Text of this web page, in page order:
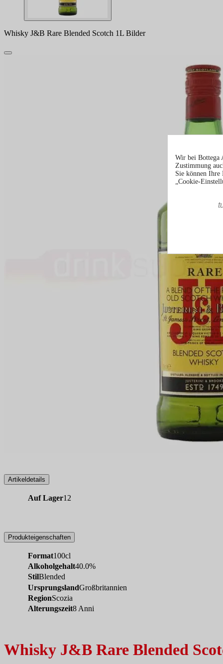
Whisky J&B Rare Blended Scotch 1L Bilder
Artikeldetails
Auf Lager12
Produkteigenschaften
Format100cl
Alkoholgehalt40.0%
StilBlended
UrsprungslandGroßbritannien
RegionScozia
Alterungszeit8 Anni
Whisky J&B Rare Blended
Wir bei Bottega
Zustimmung
Sie können
„Cookie-